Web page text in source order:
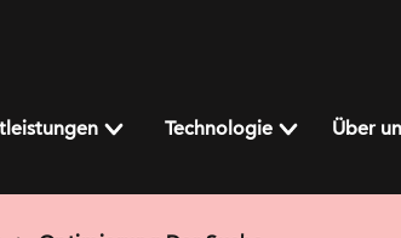
Technologie Über